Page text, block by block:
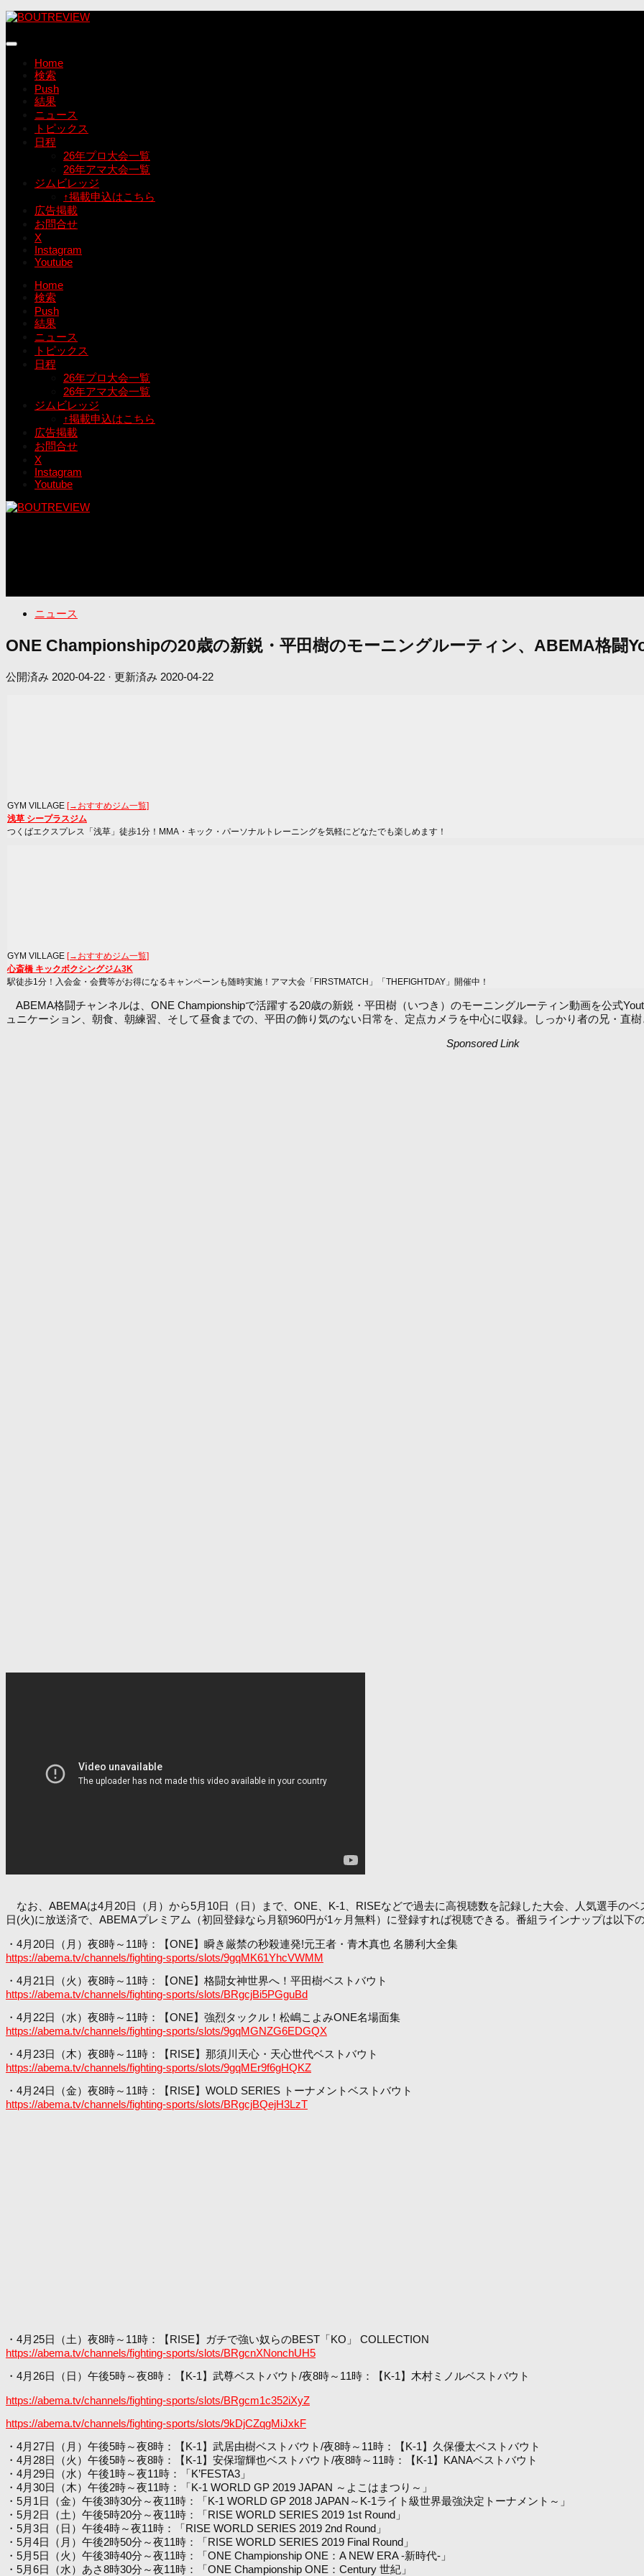
コ
テ
Home
検索
Push
結果
ニュース
トピックス
日程
26年プロ大会一覧
26年アマ大会一覧
ジムビレッジ
↑掲載申込はこちら
広告掲載
お問合せ
X
Instagram
Youtube
Home
検索
Push
結果
ニュース
トピックス
日程
26年プロ大会一覧
26年アマ大会一覧
ジムビレッジ
↑掲載申込はこちら
広告掲載
お問合せ
X
Instagram
Youtube
ニュース
ONE Championshipの20歳の新鋭・平田樹のモーニングルーティン、ABEMA格闘
公開済み 2020-04-22 · 更新済み 2020-04-22
GYM VILLAGE [→おすすめジム一覧]
浅草 シープラスジム
つくばエクスプレス「浅草」徒歩1分！MMA・キック・パーソナルトレーニングを気軽にどなたでも楽しめます！
GYM VILLAGE [→おすすめジム一覧]
心斎橋 キックボクシングジム3K
駅徒歩1分！入会金・会費等がお得になるキャンペーンも随時実施！アマ大会「FIRSTMATCH」「THEFIGHTDAY」開催中！
ABEMA格闘チャンネルは、ONE Championshipで活躍する20歳の新鋭・平田樹（いつき）のモーニングルーティン動画を公式
ュニケーション、朝食、朝練習、そして昼食までの、平田の飾り気のない日常を、定点カメラを中心に収録。しっかり者の兄・直樹
Sponsored Link
なお、ABEMAは4月20日（月）から5月10日（日）まで、ONE、K-1、RISEなどで過去に高視聴数を記録した大会、人気選手のベ
日(火)に放送済で、ABEMAプレミアム（初回登録なら月額960円が1ヶ月無料）に登録すれば視聴できる。番組ラインナップは以下の
・4月20日（月）夜8時～11時：【ONE】瞬き厳禁の秒殺連発!元王者・青木真也 名勝利大全集
https://abema.tv/channels/fighting-sports/slots/9gqMK61YhcVWMM
・4月21日（火）夜8時～11時：【ONE】格闘女神世界へ！平田樹ベストバウト
https://abema.tv/channels/fighting-sports/slots/BRgcjBi5PGguBd
・4月22日（水）夜8時～11時：【ONE】強烈タックル！松嶋こよみONE名場面集
https://abema.tv/channels/fighting-sports/slots/9gqMGNZG6EDGQX
・4月23日（木）夜8時～11時：【RISE】那須川天心・天心世代ベストバウト
https://abema.tv/channels/fighting-sports/slots/9gqMEr9f6gHQKZ
・4月24日（金）夜8時～11時：【RISE】WOLD SERIES トーナメントベストバウト
https://abema.tv/channels/fighting-sports/slots/BRgcjBQejH3LzT
・4月25日（土）夜8時～11時：【RISE】ガチで強い奴らのBEST「KO」 COLLECTION
https://abema.tv/channels/fighting-sports/slots/BRgcnXNonchUH5
・4月26日（日）午後5時～夜8時：【K-1】武尊ベストバウト/夜8時～11時：【K-1】木村ミノルベストバウト
https://abema.tv/channels/fighting-sports/slots/BRgcm1c352iXyZ
https://abema.tv/channels/fighting-sports/slots/9kDjCZqgMiJxkF
・4月27日（月）午後5時～夜8時：【K-1】武居由樹ベストバウト/夜8時～11時：【K-1】久保優太ベストバウト
・4月28日（火）午後5時～夜8時：【K-1】安保瑠輝也ベストバウト/夜8時～11時：【K-1】KANAベストバウト
・4月29日（水）午後1時～夜11時：「K’FESTA3」
・4月30日（木）午後2時～夜11時：「K-1 WORLD GP 2019 JAPAN ～よこはまつり～」
・5月1日（金）午後3時30分～夜11時：「K-1 WORLD GP 2018 JAPAN～K-1ライト級世界最強決定トーナメント～」
・5月2日（土）午後5時20分～夜11時：「RISE WORLD SERIES 2019 1st Round」
・5月3日（日）午後4時～夜11時：「RISE WORLD SERIES 2019 2nd Round」
・5月4日（月）午後2時50分～夜11時：「RISE WORLD SERIES 2019 Final Round」
・5月5日（火）午後3時40分～夜11時：「ONE Championship ONE：A NEW ERA -新時代-」
・5月6日（水）あさ8時30分～夜11時：「ONE Championship ONE：Century 世紀」